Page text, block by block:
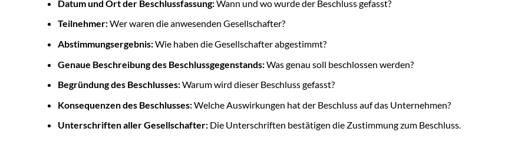
Datum und Ort der Beschlussfassung:Wann und wo wurde der Beschluss gefasst?
Teilnehmer:Wer waren die anwesenden Gesellschafter?
Abstimmungsergebnis:Wie haben die Gesellschafter abgestimmt?
Genaue Beschreibung des Beschlussgegenstands:Was genau soll beschlossen werden?
Begründung des Beschlusses:Warum wird dieser Beschluss gefasst?
Konsequenzen des Beschlusses:Welche Auswirkungen hat der Beschluss auf das Unternehmen?
Unterschriften aller Gesellschafter:Die Unterschriften bestätigen die Zustimmung zum Beschluss.